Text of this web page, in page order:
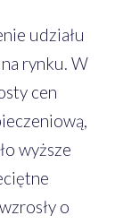
udziału
rynku. W
cen
wyższe
o